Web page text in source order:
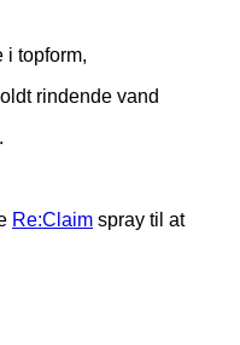
i topform,
rindende vand
Re:Claim spray til at